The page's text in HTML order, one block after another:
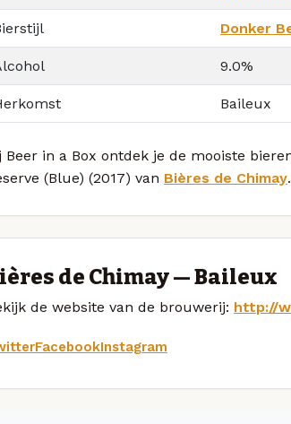
Donker
9.0%
Baileux
Beer in a Box ontdek je de mooiste
(Blue) (2017) van Bières de Chimay.
de Chimay — Baileux
de website van de brouwerij: http://
FacebookInstagram